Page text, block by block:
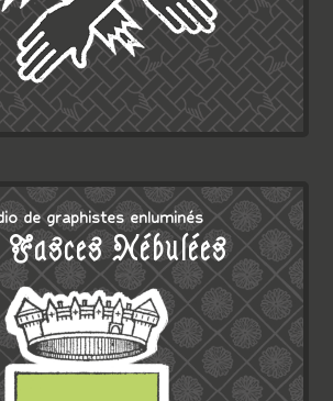
de graphistes enluminés
Nébulées